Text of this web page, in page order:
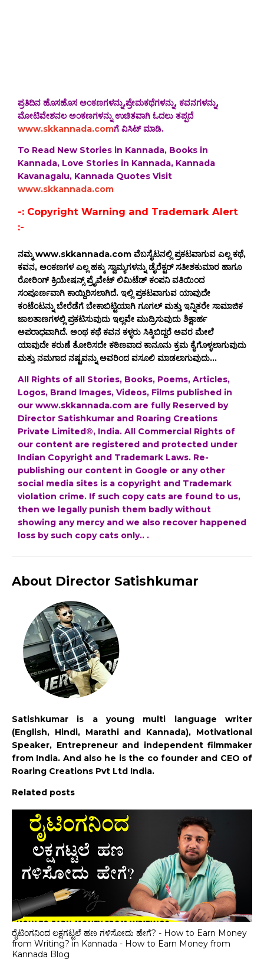
ಪ್ರತಿದಿನ ಹೊಸಹೊಸ ಅಂಕಣಗಳನ್ನು,ಪ್ರೇಮಕಥೆಗಳನ್ನು, ಕವನಗಳನ್ನು,
ಮೋಟಿವೇಶನಲ ಅಂಕಣಗಳನ್ನು ಉಚಿತವಾಗಿ ಓದಲು ತಪ್ಪದೆ
www.skkannada.comಗೆ ವಿಸಿಟ್ ಮಾಡಿ.
To Read New Stories in Kannada, Books in
Kannada, Love Stories in Kannada, Kannada
Kavanagalu, Kannada Quotes Visit
www.skkannada.com
-: Copyright Warning and Trademark Alert
:-
ನಮ್ಮ www.skkannada.com ವೆಬಸೈಟನಲ್ಲಿ ಪ್ರಕಟವಾಗುವ ಎಲ್ಲ ಕಥೆ,
ಕವನ, ಅಂಕಣಗಳ ಎಲ್ಲ ಹಕ್ಕು ಸ್ವಾಮ್ಯಗಳನ್ನು ಡೈರೆಕ್ಟರ್ ಸತೀಶಕುಮಾರ ಹಾಗೂ
ರೋರಿಂಗ್ ಕ್ರಿಯೇಷನ್ಸ್ ಪ್ರೈವೇಟ್ ಲಿಮಿಟೆಡ್ ಕಂಪನಿ ವತಿಯಿಂದ
ಸಂಪೂರ್ಣವಾಗಿ ಕಾಯ್ದಿರಿಸಲಾಗಿದೆ. ಇಲ್ಲಿ ಪ್ರಕಟವಾಗುವ ಯಾವುದೇ
ಕಂಟೆಂಟನ್ನು ಬೇರೆಡೆಗೆ ಬೇಕಾಬಿಟ್ಟಿಯಾಗಿ ಗೂಗಲ್ ಮತ್ತು ಇನ್ನಿತರೇ ಸಾಮಾಜಿಕ
ಜಾಲತಾಣಗಳಲ್ಲಿ ಪ್ರಕಟಿಸುವುದು ಇಲ್ಲವೇ ಮುದ್ರಿಸುವುದು ಶಿಕ್ಷಾರ್ಹ
ಅಪರಾಧವಾಗಿದೆ. ಅಂಥ ಕಥೆ ಕವನ ಕಳ್ಳರು ಸಿಕ್ಕಿಬಿದ್ದರೆ ಅವರ ಮೇಲೆ
ಯಾವುದೇ ಕರುಣೆ ತೋರಿಸದೇ ಕಠಿಣವಾದ ಕಾನೂನು ಕ್ರಮ ಕೈಗೊಳ್ಳಲಾಗುವುದು
ಮತ್ತು ನಮಗಾದ ನಷ್ಟವನ್ನು ಅವರಿಂದ ವಸೂಲಿ ಮಾಡಲಾಗುವುದು...
All Rights of all Stories, Books, Poems, Articles,
Logos, Brand Images, Videos, Films published in
our www.skkannada.com are fully Reserved by
Director Satishkumar and Roaring Creations
Private Limited®, India. All Commercial Rights of
our content are registered and protected under
Indian Copyright and Trademark Laws. Re-
publishing our content in Google or any other
social media sites is a copyright and Trademark
violation crime. If such copy cats are found to us,
then we legally punish them badly without
showing any mercy and we also recover happened
loss by such copy cats only.. .
About Director Satishkumar
Satishkumar is a young multi language writer
(English, Hindi, Marathi and Kannada), Motivational
Speaker, Entrepreneur and independent filmmaker
from India. And also he is the co founder and CEO of
Roaring Creations Pvt Ltd India.
Related posts
ರೈಟಿಂಗನಿಂದ ಲಕ್ಷಗಟ್ಟಲೆ ಹಣ ಗಳಿಸೋದು ಹೇಗೆ? - How to Earn Money
from Writing? in Kannada - How to Earn Money from
Kannada Blog